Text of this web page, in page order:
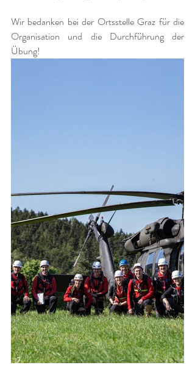
Wir bedanken bei der Ortsstelle Graz für die
Organisation und die Durchführung der
Übung!